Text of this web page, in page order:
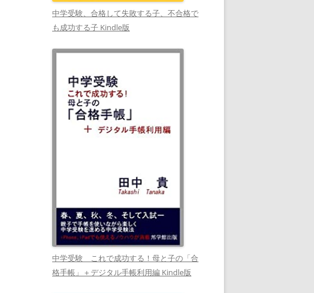
中学受験、合格して失敗する子、不合格で
も成功する子 Kindle版
中学受験 これで成功する！母と子の「合
格手帳」＋デジタル手帳利用編 Kindle版